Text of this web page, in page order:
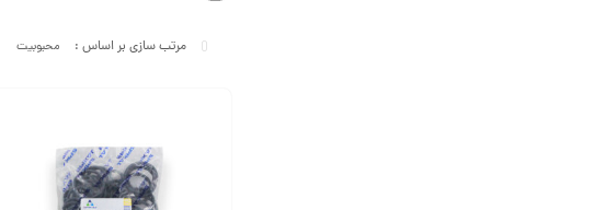
محبوبیت